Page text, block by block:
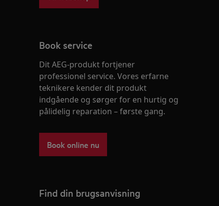
Book service
Dit AEG-produkt fortjener
professionel service. Vores erfarne
teknikere kender dit produkt
indgående og sørger for en hurtig og
pålidelig reparation – første gang.
Book online nu
Find din brugsanvisning